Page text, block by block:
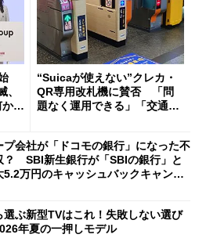
解
“Suicaが使えない”クレカ・
QR専用改札機に賛否 「問
題なく運用できる」「交通系I
プ会社が「ドコモの銀行」になった不
？ SBI新生銀行が「SBIの銀行」と
5.2万円のキャッシュバックキャンペ
選ぶ新型TVはこれ！失敗しない選び
年夏の一押しモデル